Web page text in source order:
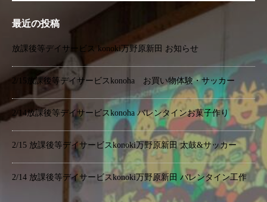
最近の投稿
放課後等デイサービス konoki万野原新田 お知らせ
2/15放課後等デイサービスkonoha お買い物体験・サッカー
2/14放課後等デイサービスkonoha バレンタインお菓子作り
2/15 放課後等デイサービスkonoki万野原新田 太鼓&サッカー
2/14 放課後等デイサービスkonoki万野原新田 バレンタイン工作